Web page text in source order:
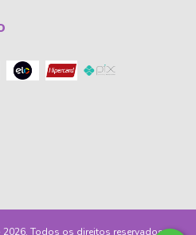
Todos os direitos reservados.